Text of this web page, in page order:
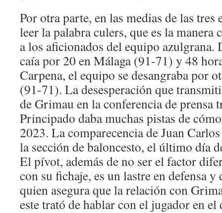
Por otra parte, en las medias de las tres
leer la palabra culers, que es la
a los aficionados del equipo azulgrana.
caía por 20 en Málaga (91-71) y 48
Carpena, el equipo se desangraba por
(91-71). La desesperación que
de Grimau en la conferencia de prensa
Principado daba muchas pistas de
2023. La comparecencia de Juan
la sección de baloncesto, el último día
El pívot, además de no ser el factor
con su fichaje, es un lastre en defensa y
quien asegura que la relación con
este trató de hablar con el jugador en